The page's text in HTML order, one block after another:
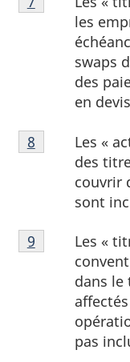
de
les
swaps
des
en
Note
de
8
Les «
des
couvrir
sont
Retour à la
8
Note
de
Les «
dans le
pas
Retour à la
9